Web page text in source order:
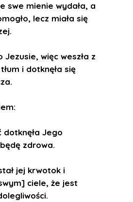
swe mienie wydała, a
lecz miała się
Jezusie, więc weszła z
i dotknęła się
dotknęła Jego
zdrowa.
jej krwotok i
ciele, że jest